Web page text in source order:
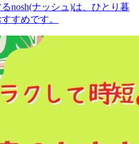
nosh(ナッシュ)は、ひとり暮
すめです。